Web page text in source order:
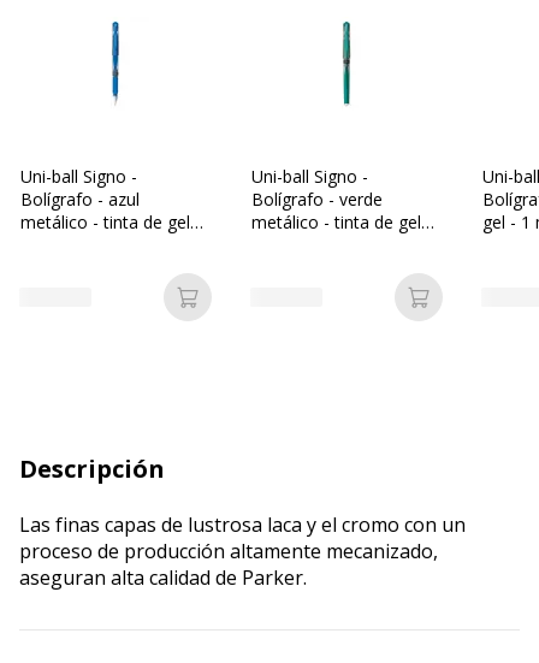
Uni-ball Signo -
Bolígrafo - azul
metálico - tinta de gel
Añadir a la cesta
Uni-ball Signo -
Bolígrafo - verde
metálico - tinta de gel
Añadir a la
Uni-
gel - 1
Descripción
Las finas capas de lustrosa laca y el cromo con un
proceso de producción altamente mecanizado,
aseguran alta calidad de Parker.